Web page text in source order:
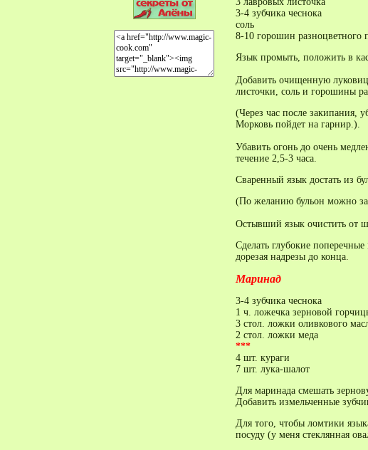
3-4 зубчика чеснока
соль
8-10 горошин разноцветного
Язык промыть, положить в
Добавить очищенную
листочки, соль и горошины
(Через час после закипания,
Морковь пойдет на гарнир.).
Убавить огонь до очень
течение 2,5-3 часа.
Сваренный язык достать из
(По желанию бульон можно
Остывший язык очистить от
Сделать глубокие
дорезая надрезы до конца.
Маринад
3-4 зубчика чеснока
1 ч. ложечка зерновой
3 стол. ложки оливкового
2 стол. ложки меда
***
4 шт. кураги
7 шт. лука-шалот
Для маринада смешать
Добавить измельченные
Для того, чтобы ломтики
посуду (у меня стеклянная